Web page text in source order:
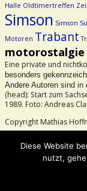
Halle Oldtimertreffen
Simson Simson
Motoren Trabant
motorostalgie
Eine private und
besonders
Andere Autoren sind
(head): Start zum
1989. Foto: Andreas
Copyright Mathias
Diese Website
nutzt,